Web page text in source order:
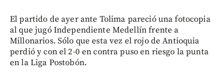
El partido de ayer ante Tolima pareció una fotocopia
al que jugó Independiente Medellín frente a
Millonarios. Sólo que esta vez el rojo de Antioquia
perdió y con el 2-0 en contra puso en riesgo la punta
en la Liga Postobón.